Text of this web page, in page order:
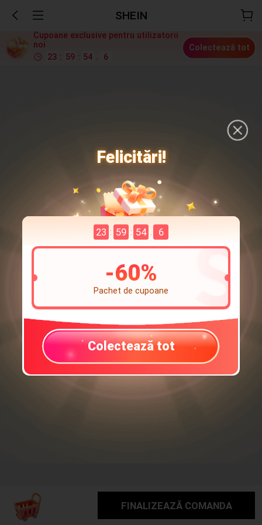
SHEIN
Cupoane exclusive pentru utilizatorii
noi
23 : 59 : 54 5
Colectează tot
Felicitări!
23 : 59 : 54 5
-60%
Pachet de cupoane
Colectează tot
FINALIZEAZĂ COMANDA